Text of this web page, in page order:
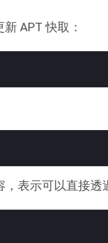
APT 快取：
表示可以直接